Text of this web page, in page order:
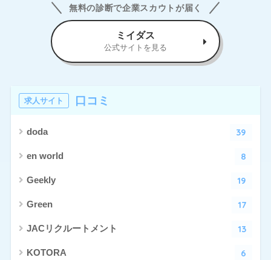
無料の診断で企業スカウトが届く
ミイダス
公式サイトを見る
求人サイト 口コミ
doda 39
en world 8
Geekly 19
Green 17
JACリクルートメント 13
KOTORA 6